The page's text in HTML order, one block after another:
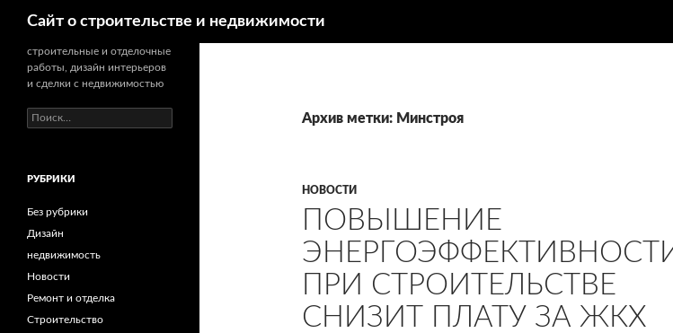
Сайт о строительстве и недвижимости
Архив метки: Минстроя
НОВОСТИ
ПОВЫШЕНИЕ
ПРИ СТРОИТЕЛЬСТВЕ
СНИЗИТ ПЛАТУ ЗА ЖКХ
строительные и отделочные
работы, дизайн интерьеров
и сделки с недвижимостью
Н
а
иРУБРИКИ
Без рубрики
Дизайн
недвижимость
Новости
Ремонт и отделка
Строительство